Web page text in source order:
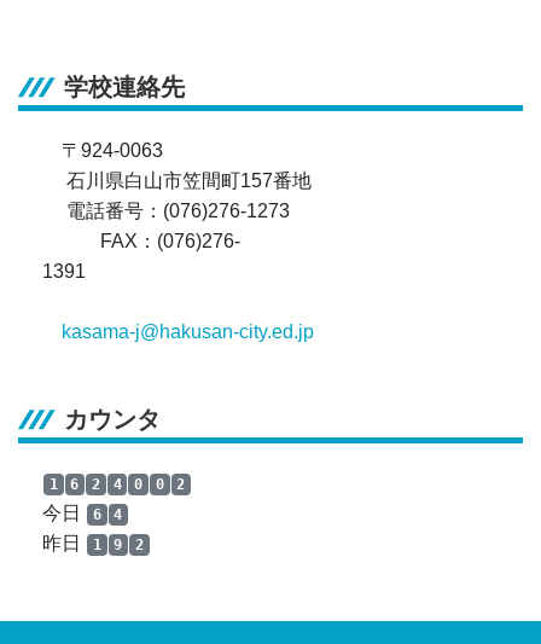
学校連絡先
〒924-0063
石川県白山市笠間町157番地
電話番号：(076)276-1273
FAX：(076)276-
1391
kasama-j@hakusan-city.ed.jp
カウンタ
1 6 2 4 0 0 2
今日 6 4
昨日 1 9 2